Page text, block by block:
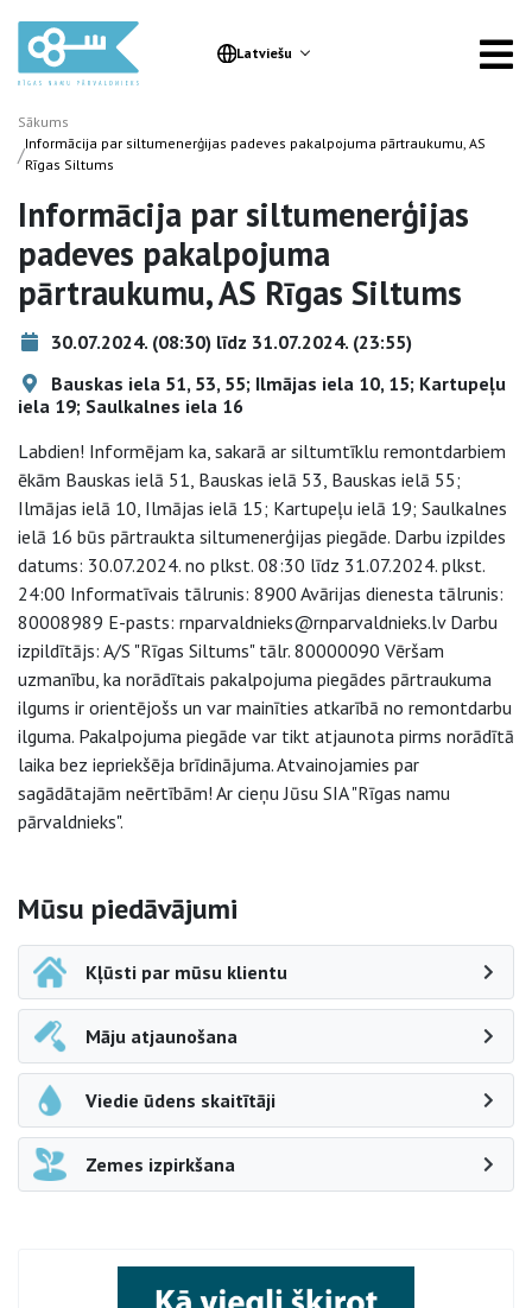
Latviešu
Sākums
/Informācija par siltumenerģijas padeves pakalpojuma pārtraukumu, AS
Rīgas Siltums
Informācija par siltumenerģijas
padeves pakalpojuma
pārtraukumu, AS Rīgas Siltums
30.07.2024. (08:30) līdz 31.07.2024. (23:55)
Bauskas iela 51, 53, 55; Ilmājas iela 10, 15; Kartupeļu
iela 19; Saulkalnes iela 16
Labdien! Informējam ka, sakarā ar siltumtīklu remontdarbiem
ēkām Bauskas ielā 51, Bauskas ielā 53, Bauskas ielā 55;
Ilmājas ielā 10, Ilmājas ielā 15; Kartupeļu ielā 19; Saulkalnes
ielā 16 būs pārtraukta siltumenerģijas piegāde. Darbu izpildes
datums: 30.07.2024. no plkst. 08:30 līdz 31.07.2024. plkst.
24:00 Informatīvais tālrunis: 8900 Avārijas dienesta tālrunis:
80008989 E-pasts: rnparvaldnieks@rnparvaldnieks.lv Darbu
izpildītājs: A/S "Rīgas Siltums" tālr. 80000090 Vēršam
uzmanību, ka norādītais pakalpojuma piegādes pārtraukuma
ilgums ir orientējošs un var mainīties atkarībā no remontdarbu
ilguma. Pakalpojuma piegāde var tikt atjaunota pirms norādītā
laika bez iepriekšēja brīdinājuma. Atvainojamies par
sagādātajām neērtībām! Ar cieņu Jūsu SIA "Rīgas namu
pārvaldnieks".
Sāna navigācija
Mūsu piedāvājumi
Kļūsti par mūsu klientu
Māju atjaunošana
Viedie ūdens skaitītāji
Zemes izpirkšana